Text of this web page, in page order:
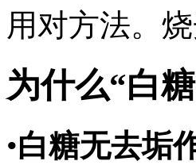
用对方法。
为什么“白
•白糖无去垢